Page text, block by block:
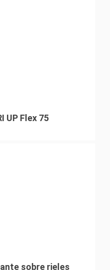
UP Flex 75
sobre rieles